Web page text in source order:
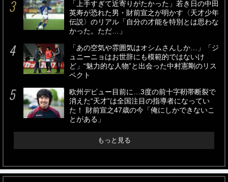
「上手すぎて近寄りがたかった」若き日の中田
英寿が恐れた男・財前宣之が明かす〈天才少年
伝説〉のリアル「自分の才能を特別とは思わな
かった。ただ…」
「あの空気や雰囲気はオシムさんしか…」「ジ
ュニーニョはお世辞にも模範的ではないけ
ど」“魅力的な人物”と出会った中村憲剛のリス
ペクト
欧州デビュー目前に…3度の前十字靭帯断裂で
消えた“天才”は全国注目の指導者になってい
た！ 財前宣之47歳の今「俺にしかできないこ
とがある」
もっと見る